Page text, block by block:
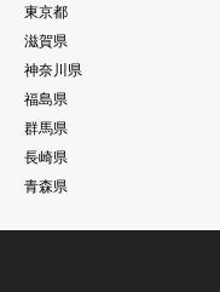
東京都
滋賀県
神奈川県
福島県
群馬県
長崎県
青森県